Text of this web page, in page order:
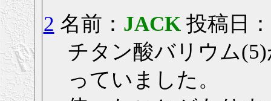
2 名前： JACK 投稿日
チタン酸バリウム
っていました。